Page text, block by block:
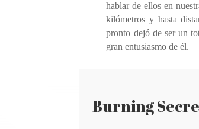
hablar de ellos en
kilómetros y hasta
pronto dejó de ser un
gran entusiasmo de él.
Burning